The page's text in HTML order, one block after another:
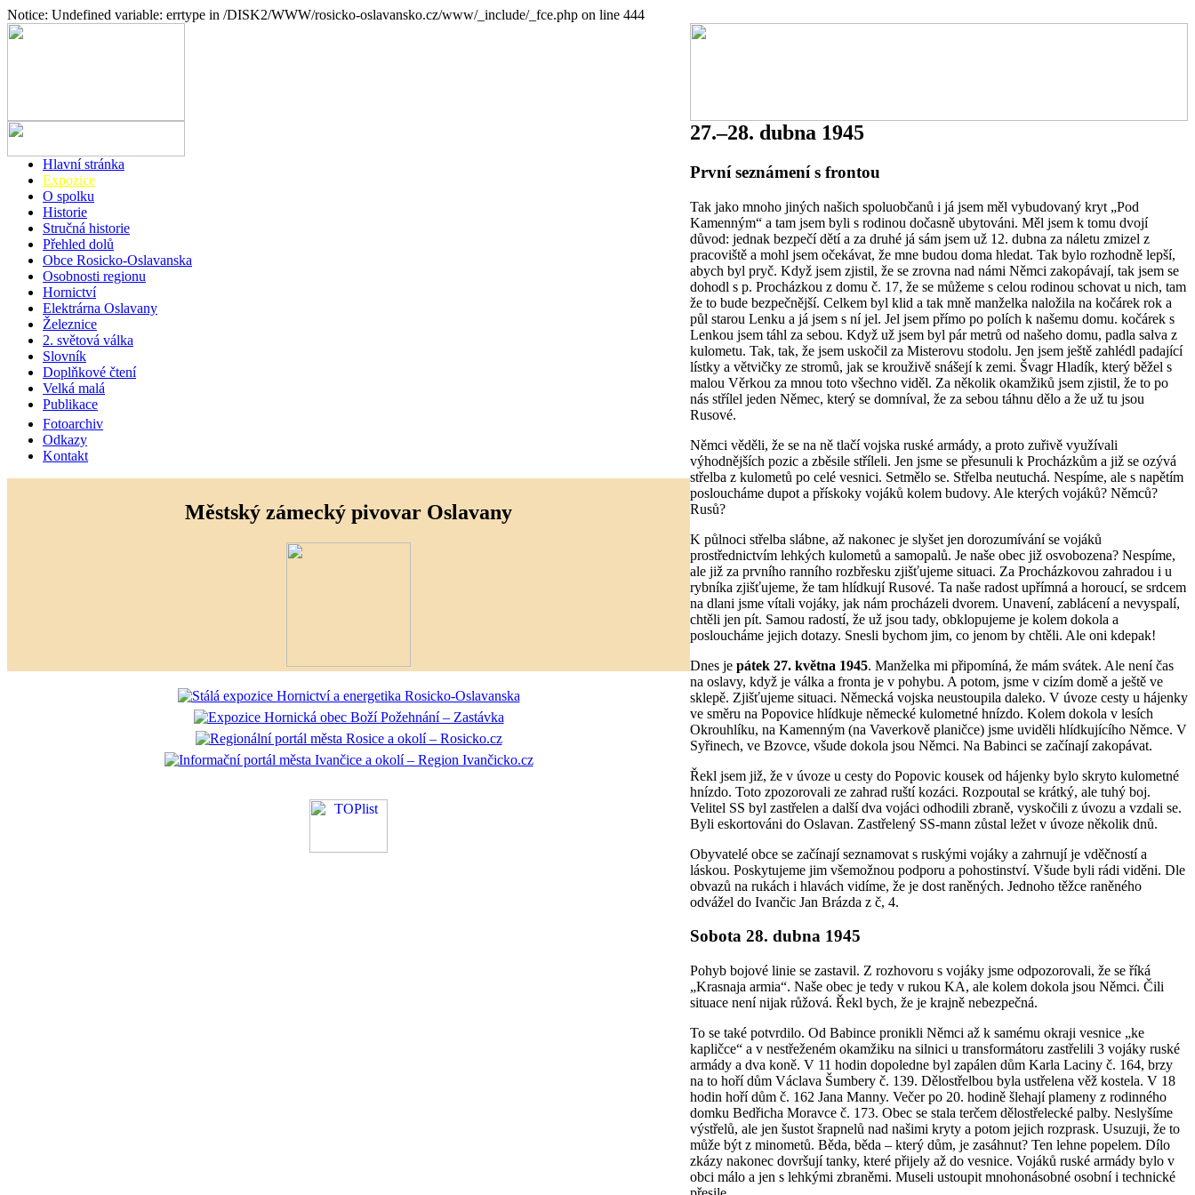
Notice: Undefined variable: errtype in /DISK2/WWW/rosicko-oslavansko.cz/www/_include/_fce.php on line 444
Hlavní stránka
Expozice
O spolku
Historie
Stručná historie
Přehled dolů
Obce Rosicko-Oslavanska
Osobnosti regionu
Hornictví
Elektrárna Oslavany
Železnice
2. světová válka
Slovník
Doplňkové čtení
Velká malá
Publikace
Fotoarchiv
Odkazy
Kontakt
Městský zámecký pivovar Oslavany
27.–28. dubna 1945
První seznámení s frontou
Tak jako mnoho jiných našich spoluobčanů i já jsem měl vybudovaný kryt „Pod
Kamenným“ a tam jsem byli s rodinou dočasně ubytováni. Měl jsem k tomu dvojí
důvod: jednak bezpečí dětí a za druhé já sám jsem už 12. dubna za náletu zmizel z
pracoviště a mohl jsem očekávat, že mne budou doma hledat. Tak bylo rozhodně lepší,
abych byl pryč. Když jsem zjistil, že se zrovna nad námi Němci zakopávají, tak jsem se
dohodl s p. Procházkou z domu č. 17, že se můžeme s celou rodinou schovat u nich, tam
že to bude bezpečnější. Celkem byl klid a tak mně manželka naložila na kočárek rok a
půl starou Lenku a já jsem s ní jel. Jel jsem přímo po polích k našemu domu. kočárek s
Lenkou jsem táhl za sebou. Když už jsem byl pár metrů od našeho domu, padla salva z
kulometu. Tak, tak, že jsem uskočil za Misterovu stodolu. Jen jsem ještě zahlédl padající
lístky a větvičky ze stromů, jak se krouživě snášejí k zemi. Švagr Hladík, který běžel s
malou Věrkou za mnou toto všechno viděl. Za několik okamžiků jsem zjistil, že to po
nás střílel jeden Němec, který se domníval, že za sebou táhnu dělo a že už tu jsou
Rusové.
Němci věděli, že se na ně tlačí vojska ruské armády, a proto zuřivě využívali
výhodnějších pozic a zběsile stříleli. Jen jsme se přesunuli k Procházkům a již se ozývá
střelba z kulometů po celé vesnici. Setmělo se. Střelba neutuchá. Nespíme, ale s napětím
posloucháme dupot a přískoky vojáků kolem budovy. Ale kterých vojáků? Němců?
Rusů?
K půlnoci střelba slábne, až nakonec je slyšet jen dorozumívání se vojáků
prostřednictvím lehkých kulometů a samopalů. Je naše obec již osvobozena? Nespíme,
ale již za prvního ranního rozbřesku zjišťujeme situaci. Za Procházkovou zahradou i u
rybníka zjišťujeme, že tam hlídkují Rusové. Ta naše radost upřímná a horoucí, se srdcem
na dlani jsme vítali vojáky, jak nám procházeli dvorem. Unavení, zablácení a nevyspalí,
chtěli jen pít. Samou radostí, že už jsou tady, obklopujeme je kolem dokola a
posloucháme jejich dotazy. Snesli bychom jim, co jenom by chtěli. Ale oni kdepak!
Dnes je pátek 27. května 1945. Manželka mi připomíná, že mám svátek. Ale není čas
na oslavy, když je válka a fronta je v pohybu. A potom, jsme v cizím domě a ještě ve
sklepě. Zjišťujeme situaci. Německá vojska neustoupila daleko. V úvoze cesty u hájenky
ve směru na Popovice hlídkuje německé kulometné hnízdo. Kolem dokola v lesích
Okrouhlíku, na Kamenným (na Vaverkově planičce) jsme uviděli hlídkujícího Němce. V
Syřinech, ve Bzovce, všude dokola jsou Němci. Na Babinci se začínají zakopávat.
Řekl jsem již, že v úvoze u cesty do Popovic kousek od hájenky bylo skryto kulometné
hnízdo. Toto zpozorovali ze zahrad ruští kozáci. Rozpoutal se krátký, ale tuhý boj.
Velitel SS byl zastřelen a další dva vojáci odhodili zbraně, vyskočili z úvozu a vzdali se.
Byli eskortováni do Oslavan. Zastřelený SS-mann zůstal ležet v úvoze několik dnů.
Obyvatelé obce se začínají seznamovat s ruskými vojáky a zahrnují je vděčností a
láskou. Poskytujeme jim všemožnou podporu a pohostinství. Všude byli rádi viděni. Dle
obvazů na rukách i hlavách vidíme, že je dost raněných. Jednoho těžce raněného
odvážel do Ivančic Jan Brázda z č, 4.
Sobota 28. dubna 1945
Pohyb bojové linie se zastavil. Z rozhovoru s vojáky jsme odpozorovali, že se říká
„Krasnaja armia“. Naše obec je tedy v rukou KA, ale kolem dokola jsou Němci. Čili
situace není nijak růžová. Řekl bych, že je krajně nebezpečná.
To se také potvrdilo. Od Babince pronikli Němci až k samému okraji vesnice „ke
kapličce“ a v nestřeženém okamžiku na silnici u transformátoru zastřelili 3 vojáky ruské
armády a dva koně. V 11 hodin dopoledne byl zapálen dům Karla Laciny č. 164, brzy
na to hoří dům Václava Šumbery č. 139. Dělostřelbou byla ustřelena věž kostela. V 18
hodin hoří dům č. 162 Jana Manny. Večer po 20. hodině šlehají plameny z rodinného
domku Bedřicha Moravce č. 173. Obec se stala terčem dělostřelecké palby. Neslyšíme
výstřelů, ale jen šustot šrapnelů nad našimi kryty a potom jejich rozprask. Usuzuji, že to
může být z minometů. Běda, běda – který dům, je zasáhnut? Ten lehne popelem. Dílo
zkázy nakonec dovršují tanky, které přijely až do vesnice. Vojáků ruské armády bylo v
obci málo a jen s lehkými zbraněmi. Museli ustoupit mnohonásobné osobní i technické